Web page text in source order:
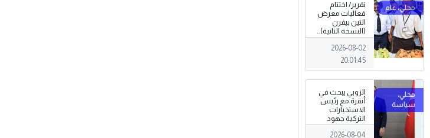
تقرير/ اختتام
فعاليات معرض
التين بيفرن
(النسخة الثانية)..
تظاهرة وطنية
وصمود
للمزارعين في
2026-08-02
20:01:45
الزوبي يبحث في
أنقرة مع رئيس
الاستخبارات
التركية جهود
توحيد المؤسسة
العسكرية على
2026-08-04